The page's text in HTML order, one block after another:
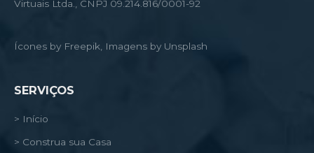
Virtuais Ltda., CNPJ 09.214.816/0001-92
Ícones by Freepik, Imagens by Unsplash
SERVIÇOS
> Início
> Construa sua Casa